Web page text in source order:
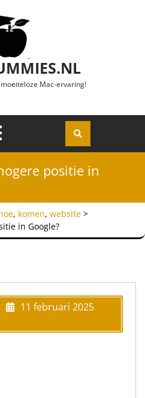
Mac-ervaring!
Openen
positie in
, komen, website >
in Google?
11 februari 2025